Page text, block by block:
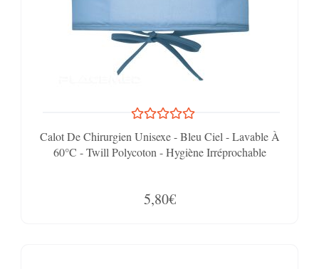
Calot De Chirurgien Unisexe - Bleu Ciel - Lavable À
60°C - Twill Polycoton - Hygiène Irréprochable
5,80€